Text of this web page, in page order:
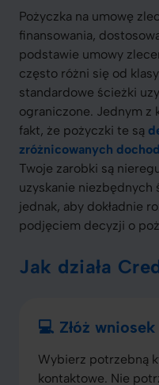
Pożyczka na umowę
finansowania,
podstawie umowy
często różni się od
standardowe ścieżki
ograniczone. Jednym z
fakt, że pożyczki te są
zróżnicowanych
Twoje zarobki są
uzyskanie niezbędnych
jednak, aby dokładnie
podjęciem decyzji o
Jak działa
💻 Złóż
Wybierz potrzebną
kontaktowe. Nie